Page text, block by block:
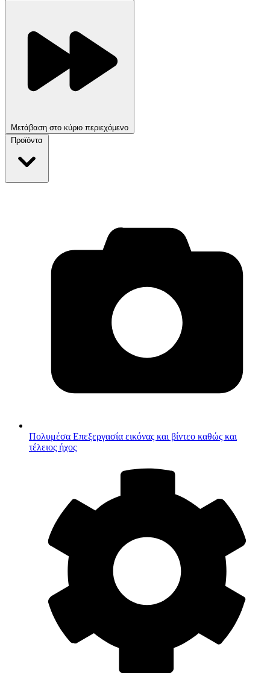
Μετάβαση στο κύριο περιεχόμενο
Προϊόντα
Πολυμέσα Επεξεργασία εικόνας και βίντεο καθώς και
τέλειος ήχος